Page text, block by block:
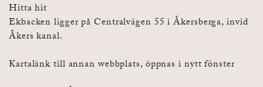
Hitta hit
Ekbacken ligger på Centralvägen 55 i Åkersberga, invid
Åkers kanal.
Kartalänk till annan webbplats, öppnas i nytt fönster